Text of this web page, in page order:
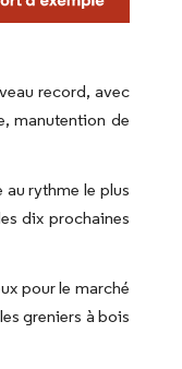
record, avec
manutention de
rythme le plus
dix prochaines
pour le marché
greniers à bois